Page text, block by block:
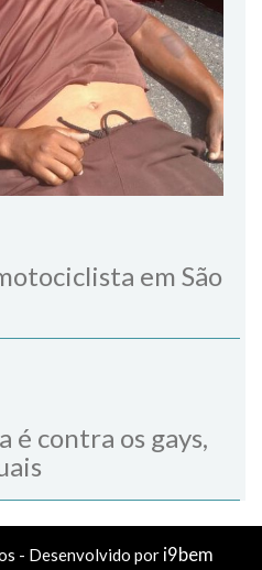
em São
é contra os gays,
- Desenvolvido por i9bem